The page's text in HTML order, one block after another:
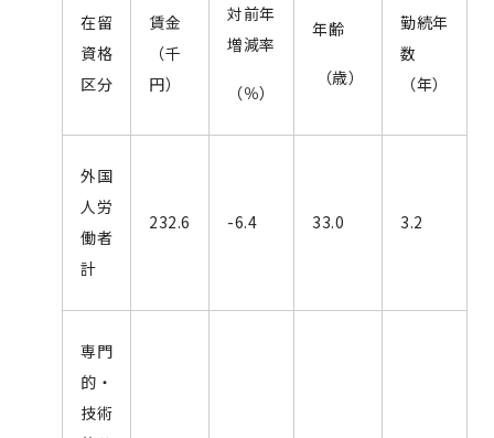
在留
資格
区分
賃金
（千
円）
対前年
増減率
（％）
年齢
（歳）
勤続年
数
（年）
外国
人労
働者
計
232.6 -6.4 33.0 3.2
専門
的・
技術